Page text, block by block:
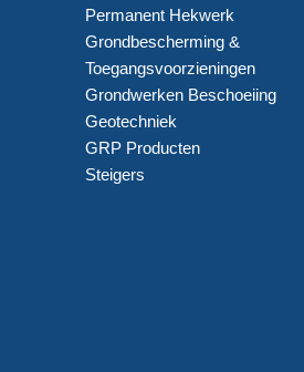
Permanent Hekwerk
Grondbescherming &
Toegangsvoorzieningen
Grondwerken Beschoeiing
Geotechniek
GRP Producten
Steigers